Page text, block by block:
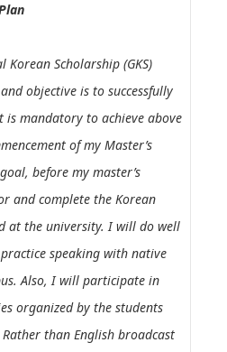
Scholarship (GKS)
objective is to successfully
is mandatory to achieve above
of my Master’s
before my master’s
and complete the Korean
at the university. I will do well
speaking with native
Also, I will participate in
organized by the students
than English broadcast